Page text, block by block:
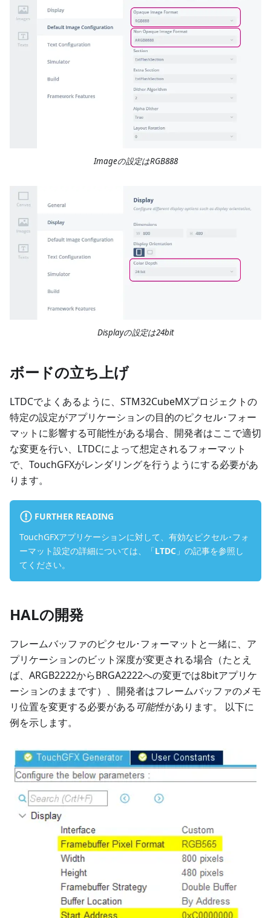
Imageの設定はRGB888
Displayの設定は24bit
ボードの立ち上げ
LTDCでよくあるように、STM32CubeMXプロジェクトの
特定の設定がアプリケーションの目的のピクセル･フォー
マットに影響する可能性がある場合、開発者はここで適切
な変更を行い、LTDCによって想定されるフォーマット
で、TouchGFXがレンダリングを行うようにする必要があ
ります。
FURTHER READING
TouchGFXアプリケーションに対して、有効なピクセル･フォ
ーマット設定の詳細については、「LTDC 」の記事を参照し
てください。
HALの開発
フレームバッファのピクセル･フォーマットと一緒に、ア
プリケーションのビット深度が変更される場合（たとえ
ば、ARGB2222からBRGA2222への変更では8bitアプリケ
ーションのままです）、開発者はフレームバッファのメモ
リ位置を変更する必要がある 可能性があります。 以下に
例を示します。